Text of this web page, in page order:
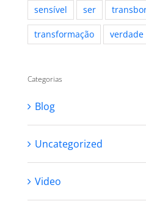
sensível ser
transformação verdade
Categorias
Blog
Uncategorized
Video